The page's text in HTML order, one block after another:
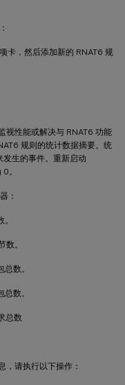
卡，然后添加新的 RNAT6 规
视性能或解决与 RNAT6 功能
规则的统计数据摘要。统
生的事件。重新启动
。
：
数。
数。
数。
总数
，请执行以下操作：